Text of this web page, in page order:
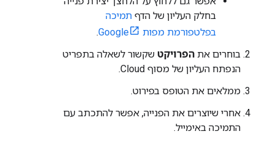
בחלק העליון של הדף תמיכה
בפלטפורמת מפות Google
.
בוחרים את הפרויקט שקשור לשאלה בתפריט
הנפתח העליון של מסוף Cloud.
ממלאים את הטופס בפירוט.
אחרי שיוצרים את הפנייה, אפשר להתכתב עם
התמיכה באימייל.